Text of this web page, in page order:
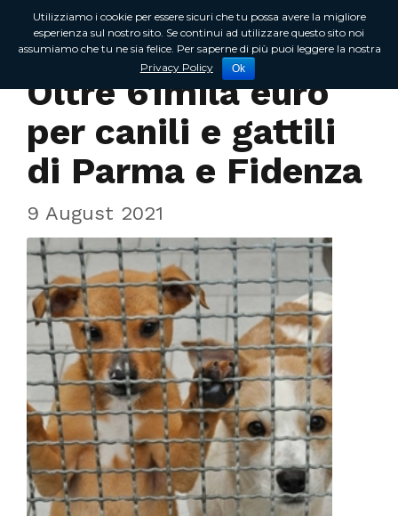
In Regione
Oltre 61mila euro
per canili e gattili
di Parma e Fidenza
9 August 2021
Utilizziamo i cookie per essere sicuri che tu possa avere la migliore
esperienza sul nostro sito. Se continui ad utilizzare questo sito noi
assumiamo che tu ne sia felice. Per saperne di più puoi leggere la nostra
Privacy Policy
Ok